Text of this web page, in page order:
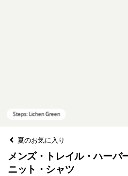
夏のお気に入り
メンズ・トレイル・ハーバ
ニット・シャツ